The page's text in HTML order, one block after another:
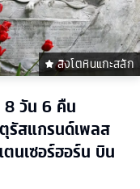
สิงโตหินแกะสลัก
8 วัน 6 คืน
รัสแกรนด์เพลส
นเซอร์ฮอร์น บิน